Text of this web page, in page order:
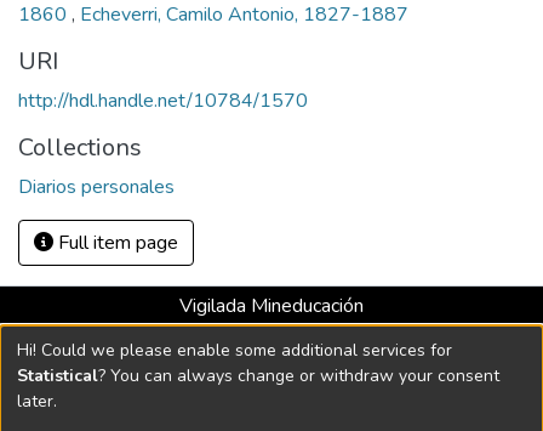
1860 , Echeverri, Camilo Antonio, 1827-1887
URI
http://hdl.handle.net/10784/1570
Collections
Diarios personales
Full item page
Vigilada Mineducación
Universidad con Acreditación Institucional hasta 2026 -
Resolución MEN 2158 de 2018
Hi! Could we please enable some additional services for
Statistical? You can always change or withdraw your consent
later.